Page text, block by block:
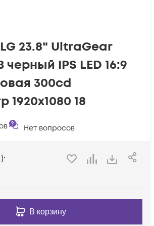
23.8" UltraGear
черный IPS LED 16:9
300cd
1920x1080 18
Нет вопросов
В корзину